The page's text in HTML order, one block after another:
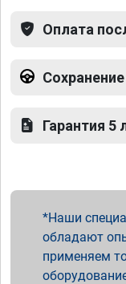
Оплата
Гарантия 5
Наши
обладают
применяем